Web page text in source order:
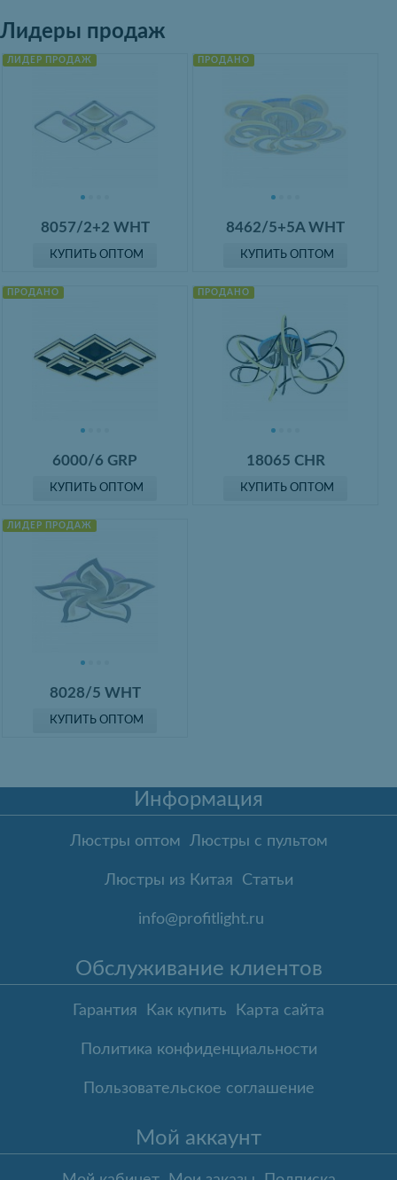
Лидеры продаж
ЛИДЕР ПРОДАЖ
8057/2+2 WHT
КУПИТЬ ОПТОМ
ПРОДАНО
8462/5+5A WHT
КУПИТЬ ОПТОМ
ПРОДАНО
6000/6 GRP
КУПИТЬ ОПТОМ
ПРОДАНО
18065 CHR
КУПИТЬ ОПТОМ
ЛИДЕР ПРОДАЖ
8028/5 WHT
КУПИТЬ ОПТОМ
Информация
Люстры оптом Люстры с пультом
Люстры из Китая Статьи
info@profitlight.ru
Обслуживание клиентов
Гарантия Как купить Карта сайта
Политика конфиденциальности
Пользовательское соглашение
Мой аккаунт